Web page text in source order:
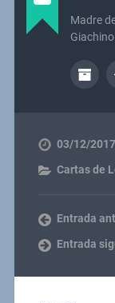
Madre
Giachino
03/12/2017
Cartas de
Entrada
Entrada